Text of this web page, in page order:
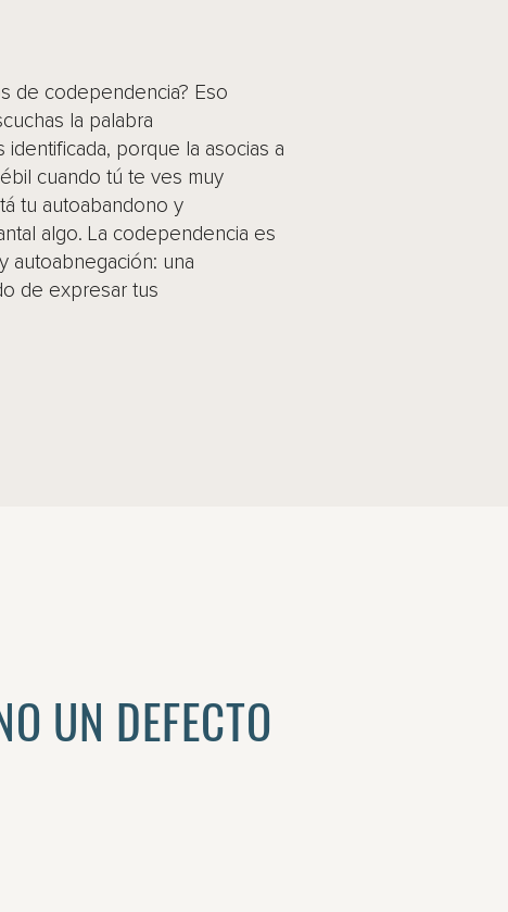
de codependencia? Eso
la palabra
porque la asocias a
cuando tú te ves muy
tu autoabandono y
algo. La codependencia es
autoabnegación: una
de expresar tus
UN DEFECTO